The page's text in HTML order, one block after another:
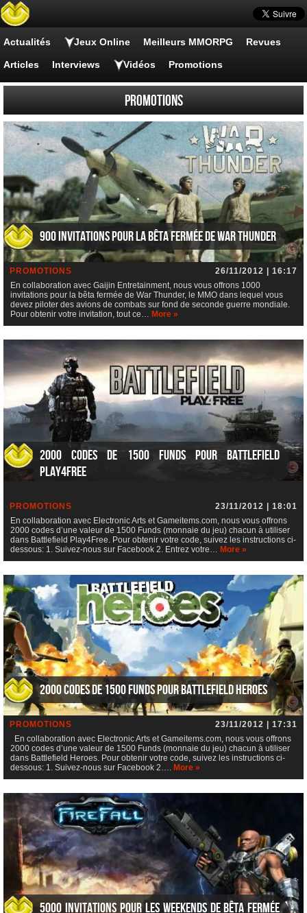
Actualités Jeux Online Meilleurs MMORPG Revues
Articles Interviews Vidéos Promotions
Promotions
900 invitations pour la bêta fermée de War Thunder
PROMOTIONS
26/11/2012 | 16:17
En collaboration avec Gaijin Entretainment, nous vous offrons 1000
invitations pour la bêta fermée de War Thunder, le MMO dans lequel vous
devez piloter des avions de combats sur fond de seconde guerre mondiale.
Pour obtenir votre invitation, tout ce… More »
2000 codes de 1500 Funds pour Battlefield
Play4Free
PROMOTIONS
23/11/2012 | 18:01
En collaboration avec Electronic Arts et Gameitems.com, nous vous offrons
2000 codes d’une valeur de 1500 Funds (monnaie du jeu) chacun à utiliser
dans Battlefield Play4Free. Pour obtenir votre code, suivez les instructions ci-
dessous: 1. Suivez-nous sur Facebook 2. Entrez votre… More »
2000 codes de 1500 Funds pour Battlefield Heroes
PROMOTIONS
23/11/2012 | 17:31
En collaboration avec Electronic Arts et Gameitems.com, nous vous offrons
2000 codes d’une valeur de 1500 Funds (monnaie du jeu) chacun à utiliser
dans Battlefield Heroes. Pour obtenir votre code, suivez les instructions ci-
dessous: 1. Suivez-nous sur Facebook 2…. More »
5000 invitations pour les weekends de bêta fermée